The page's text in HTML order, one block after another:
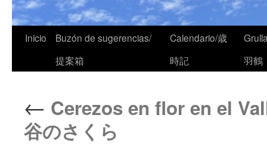
Inicio
Buzón de sugerencias/
提案箱
Calendario/歳
時記
羽鶴
← Cerezos en flor en el
谷のさくら